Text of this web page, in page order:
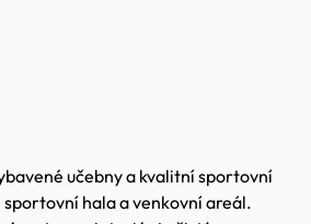
učebny a kvalitní sportovní
sportovní hala a venkovní areál.